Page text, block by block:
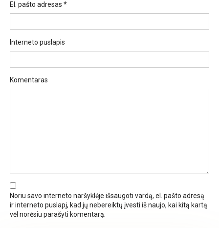
El. pašto adresas *
Interneto puslapis
Komentaras
Noriu savo interneto naršyklėje išsaugoti vardą, el. pašto adresą
ir interneto puslapį, kad jų nebereiktų įvesti iš naujo, kai kitą kartą
vėl norėsiu parašyti komentarą.